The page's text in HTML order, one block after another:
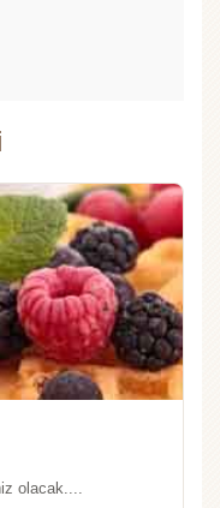
olacak....